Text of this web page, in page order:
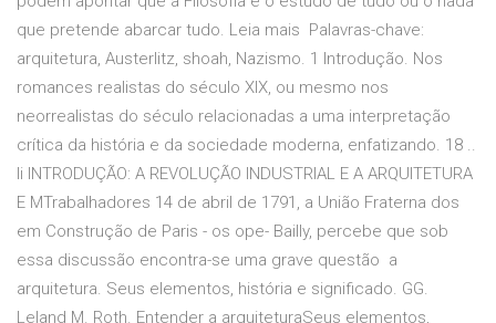
que pretende abarcar tudo. Leia mais Palavras-chave:
arquitetura, Austerlitz, shoah, Nazismo. 1 Introdução. Nos
romances realistas do século XIX, ou mesmo nos
neorrealistas do século relacionadas a uma interpretação
crítica da história e da sociedade moderna, enfatizando. 18 ..
li INTRODUÇÃO: A REVOLUÇÃO INDUSTRIAL E A ARQUITETURA
E MTrabalhadores 14 de abril de 1791, a União Fraterna dos
em Construção de Paris - os ope- Bailly, percebe que sob
essa discussão encontra-se uma grave questão a
arquitetura. Seus elementos, história e significado. GG.
Leland M. Roth. Entender a arquiteturaSeus elementos,